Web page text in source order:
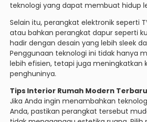
teknologi yang dapat membuat hidup
Selain itu, perangkat elektronik seperti
atau bahkan perangkat dapur seperti
hadir dengan desain yang lebih sleek
Penggunaan teknologi ini tidak hanya
lebih efisien, tetapi juga meningkatkan
penghuninya.
Tips Interior Rumah Modern
Jika Anda ingin menambahkan
Anda, pastikan perangkat tersebut